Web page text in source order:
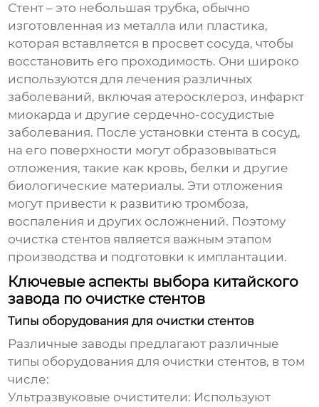
Стент – это небольшая трубка, обычно
изготовленная из металла или пластика,
которая вставляется в просвет сосуда, чтобы
восстановить его проходимость. Они широко
используются для лечения различных
заболеваний, включая атеросклероз, инфаркт
миокарда и другие сердечно-сосудистые
заболевания. После установки стента в сосуд,
на его поверхности могут образовываться
отложения, такие как кровь, белки и другие
биологические материалы. Эти отложения
могут привести к развитию тромбоза,
воспаления и других осложнений. Поэтому
очистка стентов является важным этапом
производства и подготовки к имплантации.
Ключевые аспекты выбора китайского
завода по очистке стентов
Типы оборудования для очистки стентов
Различные заводы предлагают различные
типы оборудования для очистки стентов, в том
числе:
Ультразвуковые очистители: Используют